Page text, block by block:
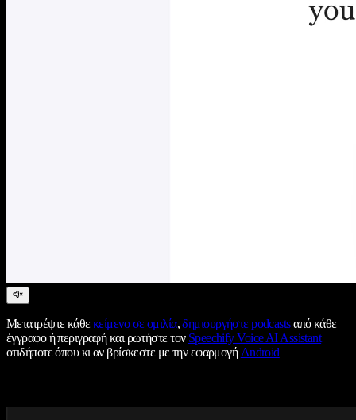
Μετατρέψτε κάθεκείμενο σε ομιλία,δημιουργήστε podcastsαπό κάθε
έγγραφο ή περιγραφή και ρωτήστε τον Speechify Voice AI Assistant
οτιδήποτε όπου κι αν βρίσκεστε με την εφαρμογήAndroid